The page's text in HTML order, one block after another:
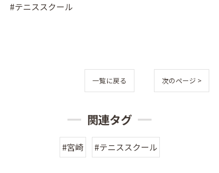
#テニススクール
一覧に戻る 次のページ >
関連タグ
#宮崎 #テニススクール